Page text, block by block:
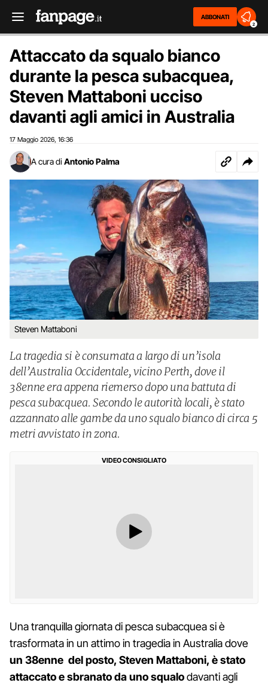
ABBONATI
2
Attaccato da squalo bianco
durante la pesca subacquea,
Steven Mattaboni ucciso
davanti agli amici in Australia
17 Maggio 2026 16:36
A cura di Antonio Palma
Steven Mattaboni
La tragedia si è consumata a largo di un’isola
dell’Australia Occidentale, vicino Perth, dove il
38enne era appena riemerso dopo una battuta di
pesca subacquea. Secondo le autorità locali, è stato
azzannato alle gambe da uno squalo bianco di circa 5
metri avvistato in zona.
VIDEO CONSIGLIATO
Una tranquilla giornata di pesca subacquea si è
trasformata in un attimo in tragedia in Australia dove
un 38enne del posto, Steven Mattaboni, è stato
attaccato e sbranato da uno squalodavanti agli